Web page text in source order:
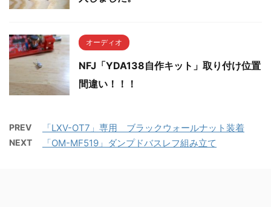
オーディオ
NFJ「YDA138自作キット」取り付け位置
間違い！！！
PREV 「LXV-OT7」専用 ブラックウォールナット装着
NEXT 「OM-MF519」ダンプドバスレフ組み立て